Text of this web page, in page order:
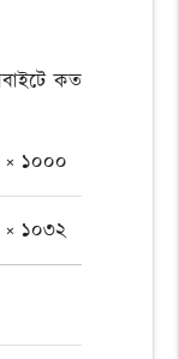
কত
১০০০
১০৩২